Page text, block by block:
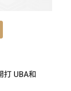
打 UBA和